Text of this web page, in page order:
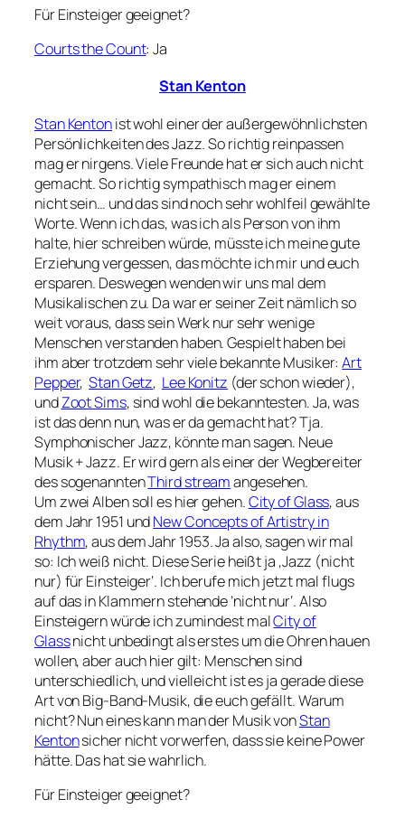
Für Einsteiger geeignet?
Courts the Count: Ja
Stan Kenton
Stan Kentonist wohl einer der außergewöhnlichsten
Persönlichkeiten des Jazz. So richtig reinpassen
mag er nirgens. Viele Freunde hat er sich auch nicht
gemacht. So richtig sympathisch mag er einem
nicht sein… und das sind noch sehr wohlfeil gewählte
Worte. Wenn ich das, was ich als Person von ihm
halte, hier schreiben würde, müsste ich meine gute
Erziehung vergessen, das möchte ich mir und euch
ersparen. Deswegen wenden wir uns mal dem
Musikalischen zu. Da war er seiner Zeit nämlich so
weit voraus, dass sein Werk nur sehr wenige
Menschen verstanden haben. Gespielt haben bei
ihm aber trotzdem sehr viele bekannte Musiker:Art
Pepper,Stan Getz, Lee Konitz (der schon wieder),
undZoot Sims, sind wohl die bekanntesten. Ja, was
ist das denn nun, was er da gemacht hat? Tja.
Symphonischer Jazz, könnte man sagen. Neue
Musik + Jazz. Er wird gern als einer der Wegbereiter
des sogenanntenThird streamangesehen.
Um zwei Alben soll es hier gehen.City of Glass, aus
dem Jahr 1951 undNew Concepts of Artistry in
Rhythm, aus dem Jahr 1953. Ja also, sagen wir mal
so: Ich weiß nicht. Diese Serie heißt ja ‚Jazz (nicht
nur) für Einsteiger‘. Ich berufe mich jetzt mal flugs
auf das in Klammern stehende ’nicht nur‘. Also
Einsteigern würde ich zumindest malCity of
Glassnicht unbedingt als erstes um die Ohren hauen
wollen, aber auch hier gilt: Menschen sind
unterschiedlich, und vielleicht ist es ja gerade diese
Art von Big-Band-Musik, die euch gefällt. Warum
nicht? Nun eines kann man der Musik vonStan
Kentonsicher nicht vorwerfen, dass sie keine Power
hätte. Das hat sie wahrlich.
Für Einsteiger geeignet?